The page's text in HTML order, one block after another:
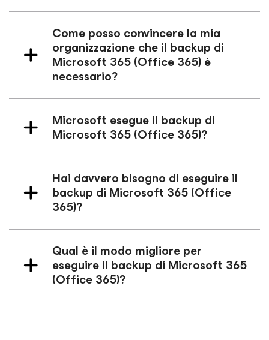
Come posso convincere la mia
organizzazione che il backup di
Microsoft 365 (Office 365) è
necessario?
Microsoft esegue il backup di
Microsoft 365 (Office 365)?
Hai davvero bisogno di eseguire il
backup di Microsoft 365 (Office
365)?
Qual è il modo migliore per
eseguire il backup di Microsoft 365
(Office 365)?